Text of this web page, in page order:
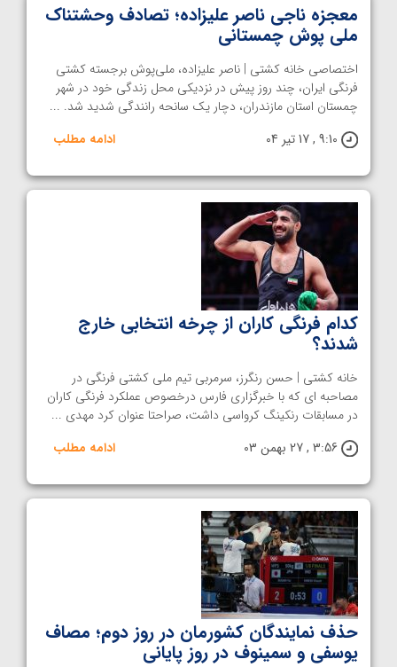
معجزه ناجی ناصر علیزاده؛ تصادف وحشتناک
ملی پوش چمستانی
اختصاصی خانه کشتی | ناصر علیزاده، ملی‌پوش برجسته کشتی
فرنگی ایران، چند روز پیش در نزدیکی محل زندگی خود در شهر
چمستان استان مازندران، دچار یک سانحه رانندگی شدید شد. ...
9:10 , 17 تیر 04
ادامه مطلب
کدام فرنگی کاران از چرخه انتخابی خارج
شدند؟
خانه کشتی | حسن رنگرز، سرمربی تیم ملی کشتی فرنگی در
مصاحبه ای که با خبرگزاری فارس درخصوص عملکرد فرنگی کاران
در مسابقات رنکینگ کرواسی داشت، صراحتا عنوان کرد مهدی ...
3:56 , 27 بهمن 03
ادامه مطلب
حذف نمایندگان کشورمان در روز دوم؛ مصاف
یوسفی و سمینوف در روز پایانی